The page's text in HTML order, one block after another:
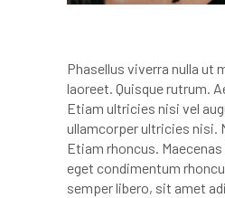
Phasellus viverra nulla ut
laoreet. Quisque rutrum.
Etiam ultricies nisi vel
ullamcorper ultricies nisi.
Etiam rhoncus.
eget condimentum
semper libero, sit amet